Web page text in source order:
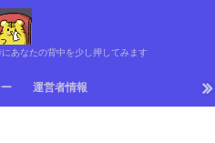
あなたの背中を少し押してみます
運営者情報